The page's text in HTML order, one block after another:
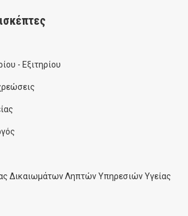
- Εξιτηρίου
Δικαιωμάτων Ληπτών Υπηρεσιών Υγείας